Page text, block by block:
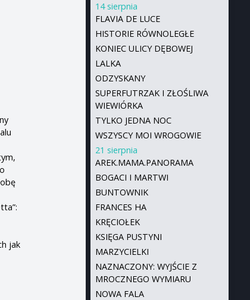
jak
14 sierpnia
FLAVIA DE LUCE
HISTORIE RÓWNOLEGŁE
KONIEC ULICY DĘBOWEJ
LALKA
ODZYSKANY
SUPERFUTRZAK I ZŁOŚLIWA
WIEWIÓRKA
TYLKO JEDNA NOC
WSZYSCY MOI WROGOWIE
21 sierpnia
AREK.MAMA.PANORAMA
BOGACI I MARTWI
BUNTOWNIK
FRANCES HA
KRĘCIOŁEK
KSIĘGA PUSTYNI
MARZYCIELKI
NAZNACZONY: WYJŚCIE Z
MROCZNEGO WYMIARU
NOWA FALA